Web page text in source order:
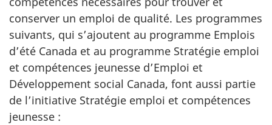
conserver un emploi de qualité. Les programmes
suivants, qui s’ajoutent au programme Emplois
d’été Canada et au programme Stratégie emploi
et compétences jeunesse d’Emploi et
Développement social Canada, font aussi partie
de l’initiative Stratégie emploi et compétences
jeunesse :